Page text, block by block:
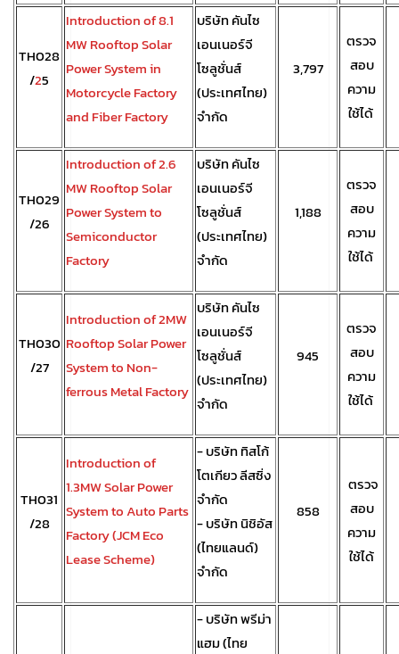
TH028
/25
Introduction of 8.1
MW Rooftop Solar
Power System in
Motorcycle Factory
and Fiber Factory
บริษัท คันไซ
เอนเนอร์จี
โซลูชั่นส์
(ประเทศไทย)
จำกัด
3,797
ตรวจ
สอบ
ความ
ใช้ได้
TH029
/26
Introduction of 2.6
MW Rooftop Solar
Power System to
Semiconductor
Factory
บริษัท คันไซ
เอนเนอร์จี
โซลูชั่นส์
(ประเทศไทย)
จำกัด
1,188
ตรวจ
สอบ
ความ
ใช้ได้
TH030
/27
Introduction of 2MW
Rooftop Solar Power
System to Non-
ferrous Metal Factory
บริษัท คันไซ
เอนเนอร์จี
โซลูชั่นส์
(ประเทศไทย)
จำกัด
945
ตรวจ
สอบ
ความ
ใช้ได้
TH031
/28
Introduction of
1.3MW Solar Power
System to Auto Parts
Factory (JCM Eco
Lease Scheme)
- บริษัท ทิสโก้
โตเกียว ลีสซิ่ง
จำกัด
- บริษัท นิชิอัส
(ไทยแลนด์)
จำกัด
858
ตรวจ
สอบ
ความ
ใช้ได้
- บริษัท พรีม่า
แฮม (ไทย